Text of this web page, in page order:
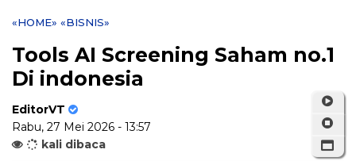
«HOME» «BISNIS»
Tools AI Screening Saham no.1
Di indonesia
EditorVT
Rabu, 27 Mei 2026 - 13:57
kali dibaca